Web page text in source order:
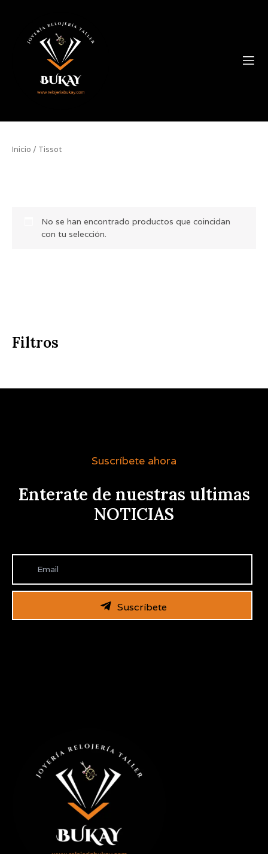
contenido
Tienda Online
Filtros
Inicio / Tissot
No se han encontrado productos que coincidan
con tu selección.
Suscríbete ahora
Enterate de nuestras ultimas
NOTICIAS
Suscríbete